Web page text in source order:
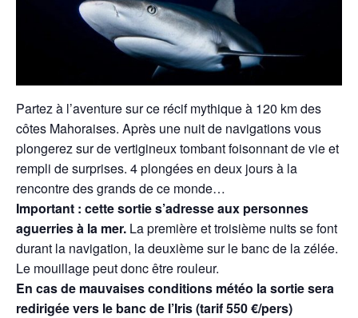
Partez à l’aventure sur ce récif mythique à 120 km des
côtes Mahoraises. Après une nuit de navigations vous
plongerez sur de vertigineux tombant foisonnant de vie et
rempli de surprises. 4 plongées en deux jours à la
rencontre des grands de ce monde…
Important : cette sortie s’adresse aux personnes
aguerries à la mer. La première et troisième nuits se font
durant la navigation, la deuxième sur le banc de la zélée.
Le mouillage peut donc être rouleur.
En cas de mauvaises conditions météo la sortie sera
redirigée vers le banc de l’Iris (tarif 550 €/pers)